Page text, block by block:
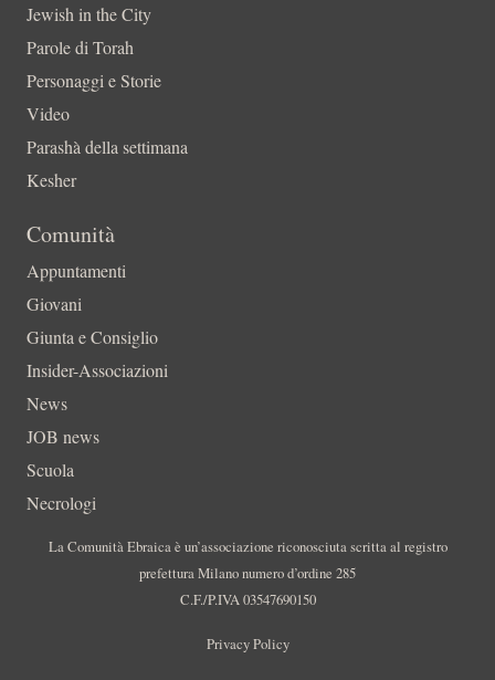
Jewish in the City
Parole di Torah
Personaggi e Storie
Video
Parashà della settimana
Kesher
Comunità
Appuntamenti
Giovani
Giunta e Consiglio
Insider-Associazioni
News
JOB news
Scuola
Necrologi
La Comunità Ebraica è un’associazione riconosciuta scritta al registro
prefettura Milano numero d’ordine 285
C.F./P.IVA 03547690150
Privacy Policy